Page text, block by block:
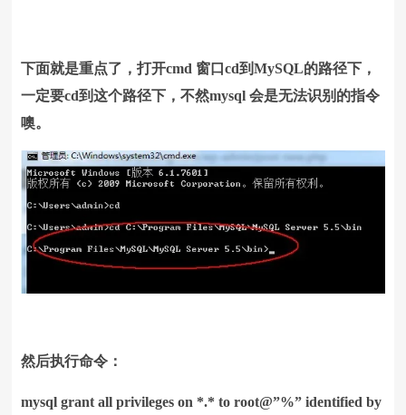
下面就是重点了，打开cmd 窗口cd到MySQL的路径下，
一定要cd到这个路径下，不然mysql 会是无法识别的指令
噢。
然后执行命令：
mysql grant all privileges on *.* to root@”%” identified by